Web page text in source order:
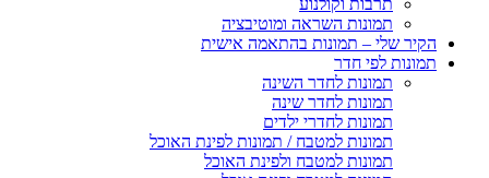
תמונות השראה ומוטיבציה
הקיר שלי – תמונות בהתאמה אישית
תמונות לפי חדר
תמונות לחדר השינה
תמונות לחדר שינה
תמונות לחדרי ילדים
תמונות למטבח / תמונות לפינת האוכל
תמונות למטבח ולפינת האוכל